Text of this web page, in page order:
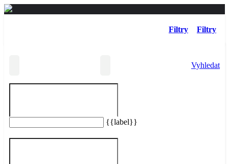
Filtry Filtry
{{label}}
Vyhledat
Vašemu hledání neodpovídají žádné taxi služby.